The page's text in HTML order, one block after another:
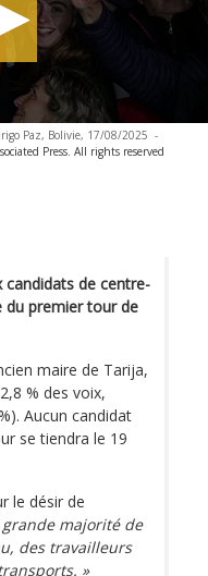
Paz, Bolivie, 17/08/2025 -
Press. All rights reserved
candidats de centre-
premier tour de
maire de Tarija,
% des voix,
Aucun candidat
se tiendra le 19
le désir de
grande majorité de
des travailleurs
»